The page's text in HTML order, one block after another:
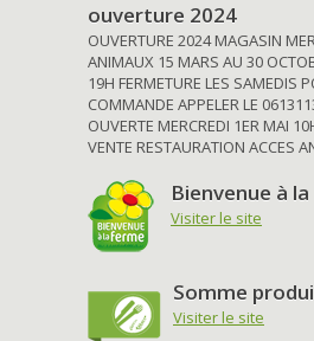
ouverture 2024
OUVERTURE 2024 MAGASIN
ANIMAUX 15 MARS AU 30
19H FERMETURE LES SAMEDIS
COMMANDE APPELER LE
OUVERTE MERCREDI 1ER MAI
VENTE RESTAURATION ACCES
Bienvenue à
Visiter le site
Somme
Visiter le site